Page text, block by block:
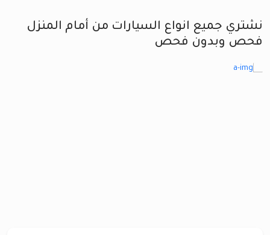
نشتري جميع انواع السيارات من أمام المنزل
فحص وبدون فحص